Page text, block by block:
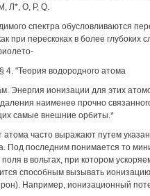
Л*, О, Р, Q.
спектра обусловливаются
при перескоках в более глубоких
§ 4. "Теория водородного атома
Энергия ионизации для этих
наименее прочно
самые внешние орбиты.*
атома часто выражают путем
Под последним понимается то
в вольтах, при котором
способным вызывать
Например, ионизационный